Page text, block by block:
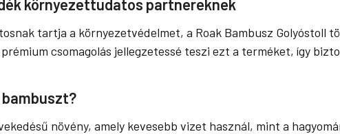
környezettudatos partnereknek
tartja a környezetvédelmet, a Roak Bambusz
csomagolás jellegzetessé teszi ezt a terméket, így
növény, amely kevesebb vizet használ, mint a